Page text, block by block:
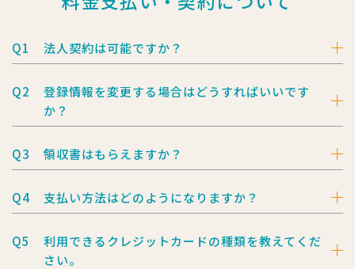
Q1 法人契約は可能ですか？
Q2
登録情報を変更する場合はどうすればいいです
か？
Q3 領収書はもらえますか？
Q4 支払い方法はどのようになりますか？
Q5
利用できるクレジットカードの種類を教えてくだ
さい。